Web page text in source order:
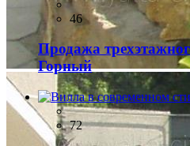
46
Продажа
Горный
72